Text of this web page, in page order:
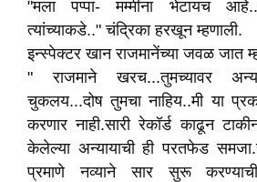
"मला पप्पां- मम्मींना भेटायच
त्यांच्याकडे.." चंद्रिका हरखून म्हणाली.
इन्स्पेक्टर खान राजमानेंच्या जवळ जात
" राजमाने खरच...तुमच्यावर
चुकलय...दोष तुमचा नाहिय..मी या
करणार नाही.सारी रेकॉर्ड काढून
केलेल्या अन्यायाची ही परतफेड
प्रमाणे नव्याने सार सुरू